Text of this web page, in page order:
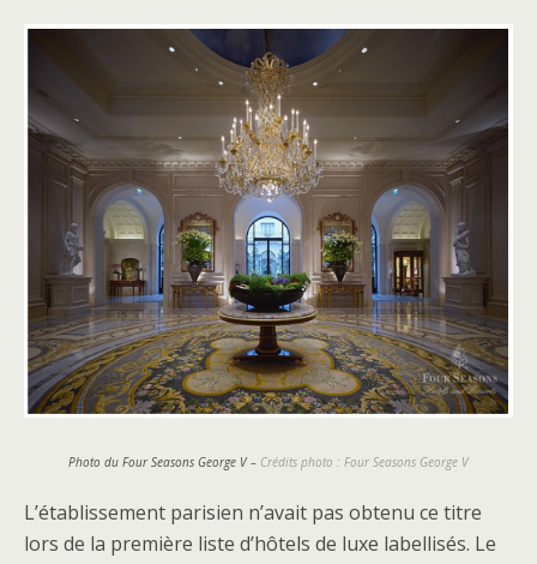
Photo du Four Seasons George V – Crédits photo : Four Seasons George V
L’établissement parisien n’avait pas obtenu ce titre
lors de la première liste d’hôtels de luxe labellisés. Le